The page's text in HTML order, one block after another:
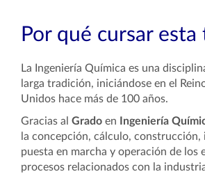
Por qué cursar
La Ingeniería Química es una
larga tradición, iniciándose en el
Unidos hace más de 100 años.
Gracias al Grado en Ingeniería
la concepción, cálculo, construcción,
puesta en marcha y operación de los
procesos relacionados con la